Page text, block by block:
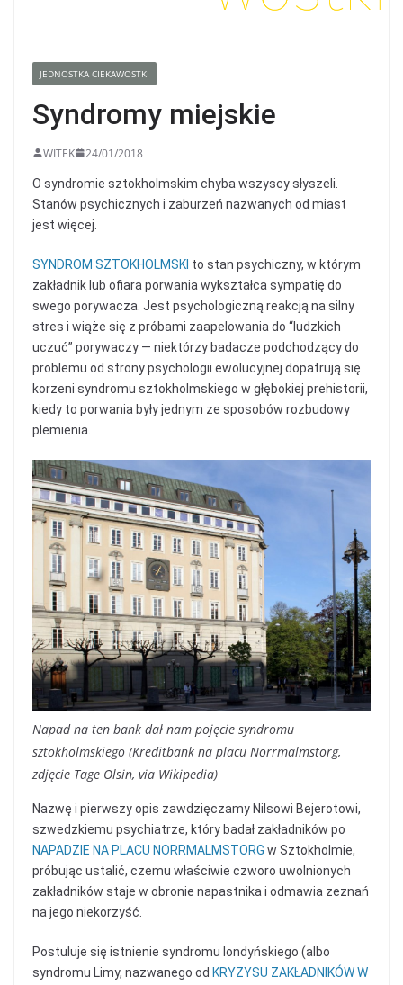
JEDNOSTKA CIEKAWOSTKI
Syndromy miejskie
WITEK 24/01/2018
O syndromie sztokholmskim chyba wszyscy słyszeli.
Stanów psychicznych i zaburzeń nazwanych od miast
jest więcej.
SYNDROM SZTOKHOLMSKI to stan psychiczny, w którym
zakładnik lub ofiara porwania wykształca sympatię do
swego porywacza. Jest psychologiczną reakcją na silny
stres i wiąże się z próbami zaapelowania do “ludzkich
uczuć” porywaczy — niektórzy badacze podchodzący do
problemu od strony psychologii ewolucyjnej dopatrują się
korzeni syndromu sztokholmskiego w głębokiej prehistorii,
kiedy to porwania były jednym ze sposobów rozbudowy
plemienia.
Napad na ten bank dał nam pojęcie syndromu
sztokholmskiego (Kreditbank na placu Norrmalmstorg,
zdjęcie Tage Olsin, via Wikipedia)
Nazwę i pierwszy opis zawdzięczamy Nilsowi Bejerotowi,
szwedzkiemu psychiatrze, który badał zakładników po
NAPADZIE NA PLACU NORRMALMSTORG w Sztokholmie,
próbując ustalić, czemu właściwie czworo uwolnionych
zakładników staje w obronie napastnika i odmawia zeznań
na jego niekorzyść.
Postuluje się istnienie syndromu londyńskiego (albo
syndromu Limy, nazwanego od KRYZYSU ZAKŁADNIKÓW W